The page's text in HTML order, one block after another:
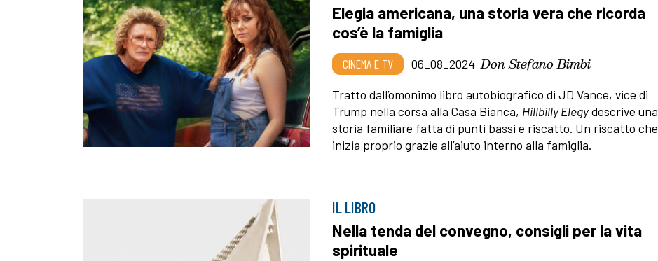
Elegia americana, una storia vera che ricorda
cos’è la famiglia
CINEMA E TV 06_08_2024 Don Stefano Bimbi
Tratto dall’omonimo libro autobiografico di JD Vance, vice di
Trump nella corsa alla Casa Bianca, Hillbilly Elegydescrive una
storia familiare fatta di punti bassi e riscatto. Un riscatto che
inizia proprio grazie all’aiuto interno alla famiglia.
IL LIBRO
Nella tenda del convegno, consigli per la vita
spirituale